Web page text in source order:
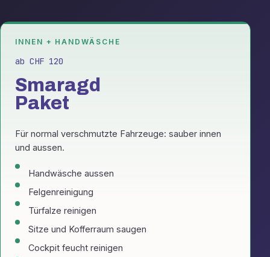
INNEN + HANDWÄSCHE
ab CHF 120
Smaragd
Paket
Für normal verschmutzte Fahrzeuge: sauber innen
und aussen.
Handwäsche aussen
Felgenreinigung
Türfalze reinigen
Sitze und Kofferraum saugen
Cockpit feucht reinigen